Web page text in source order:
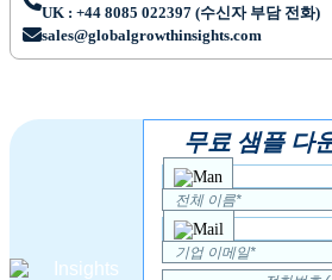
UK : +44 8085 022397 (수신자 부담 전화)
sales@globalgrowthinsights.com
무료 샘플 다